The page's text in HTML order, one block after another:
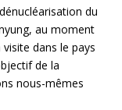
du
au moment
dans le pays
de la
nous-mêmes